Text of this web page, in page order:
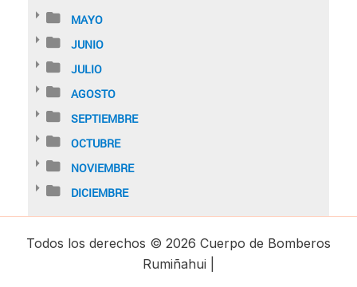
MAYO
JUNIO
JULIO
AGOSTO
SEPTIEMBRE
OCTUBRE
NOVIEMBRE
DICIEMBRE
Todos los derechos © 2026 Cuerpo de Bomberos
Rumiñahui |